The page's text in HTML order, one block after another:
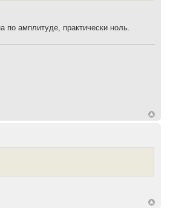
по амплитуде, практически ноль.